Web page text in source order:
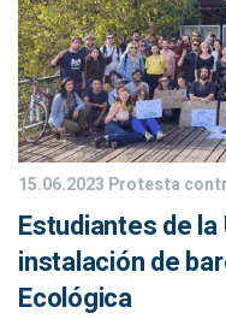
15.06.2023 Protesta
Estudiantes de
instalación de
Ecológica